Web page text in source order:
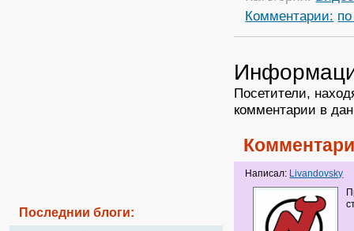
Последнии блоги:
Комментарии:
Посетители,
комментарии в
Написал: Livandovsky